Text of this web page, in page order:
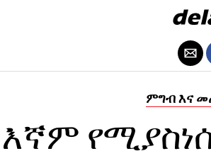
ምግብ እና
እኛም